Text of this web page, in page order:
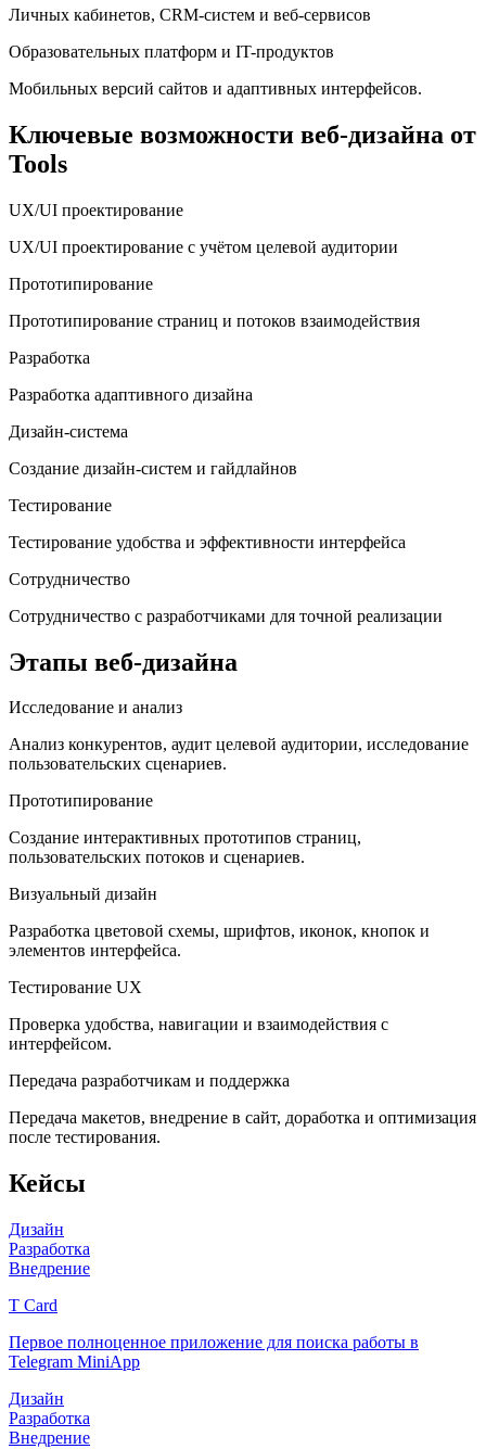
Личных кабинетов, CRM-систем и веб-сервисов
Образовательных платформ и IT-продуктов
Мобильных версий сайтов и адаптивных интерфейсов.
Ключевые возможности веб-дизайна от
Tools
UX/UI проектирование
UX/UI проектирование с учётом целевой аудитории
Прототипирование
Прототипирование страниц и потоков взаимодействия
Разработка
Разработка адаптивного дизайна
Дизайн-система
Создание дизайн-систем и гайдлайнов
Тестирование
Тестирование удобства и эффективности интерфейса
Сотрудничество
Сотрудничество с разработчиками для точной реализации
Этапы веб-дизайна
Исследование и анализ
Анализ конкурентов, аудит целевой аудитории, исследование
пользовательских сценариев.
Прототипирование
Создание интерактивных прототипов страниц,
пользовательских потоков и сценариев.
Визуальный дизайн
Разработка цветовой схемы, шрифтов, иконок, кнопок и
элементов интерфейса.
Тестирование UX
Проверка удобства, навигации и взаимодействия с
интерфейсом.
Передача разработчикам и поддержка
Передача макетов, внедрение в сайт, доработка и оптимизация
после тестирования.
Кейсы
Дизайн
Разработка
Внедрение
T Card
Первое полноценное приложение для поиска работы в
Telegram MiniApp
Дизайн
Разработка
Внедрение